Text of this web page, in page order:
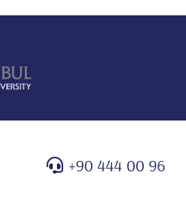
+90 444 00 96